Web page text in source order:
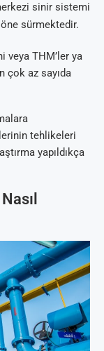
sinir sistemi
sürmektedir.
veya THM’ler ya
çok az sayıda
tehlikeleri
yapıldıkça